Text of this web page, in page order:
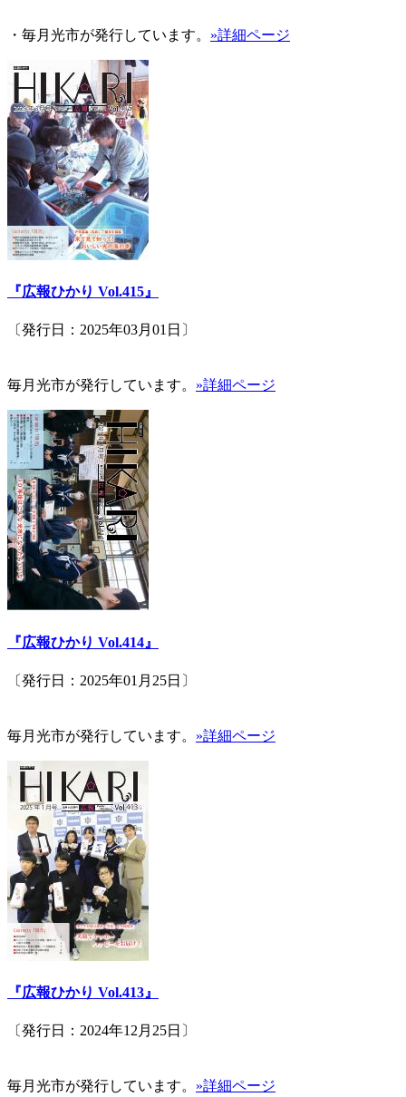
・毎月光市が発行しています。 »詳細ページ
『広報ひかり Vol.415』
〔発行日：2025年03月01日〕
毎月光市が発行しています。 »詳細ページ
『広報ひかり Vol.414』
〔発行日：2025年01月25日〕
毎月光市が発行しています。 »詳細ページ
『広報ひかり Vol.413』
〔発行日：2024年12月25日〕
毎月光市が発行しています。 »詳細ページ